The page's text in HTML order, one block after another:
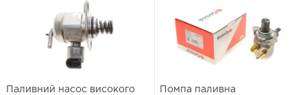
Паливний насос високого
Помпа паливна